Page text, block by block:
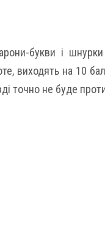
букви і
виходять на 10
точно не буде